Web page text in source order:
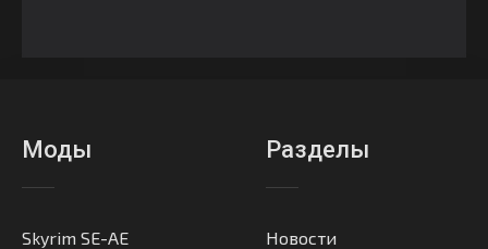
Моды
Skyrim SE-AE
Разделы
Новости